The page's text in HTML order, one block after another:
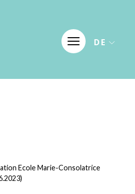
DE
Ecole Marie-Consolatrice